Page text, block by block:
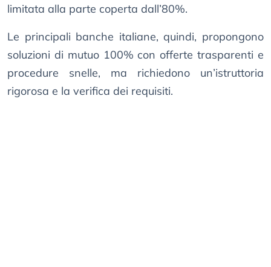
limitata alla parte coperta dall’80%.
Le principali banche italiane, quindi, propongono
soluzioni di mutuo 100% con offerte trasparenti e
procedure snelle, ma richiedono un’istruttoria
rigorosa e la verifica dei requisiti.